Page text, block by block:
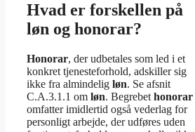
Hvad er forskellen på
løn og honorar?
Honorar, der udbetales som led i et
konkret tjenesteforhold, adskiller sig
ikke fra almindelig løn. Se afsnit
C.A.3.1.1 om løn. Begrebet honorar
omfatter imidlertid også vederlag for
personligt arbejde, der udføres uden